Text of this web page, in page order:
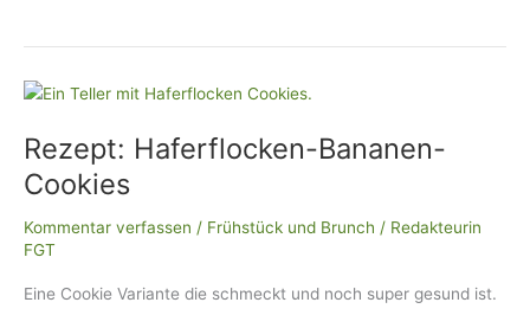
Rezept: Haferflocken-Bananen-
Cookies
Kommentar verfassen / Frühstück und Brunch / Redakteurin
FGT
Eine Cookie Variante die schmeckt und noch super gesund ist.
Rezept:
Bananen-
Cookies